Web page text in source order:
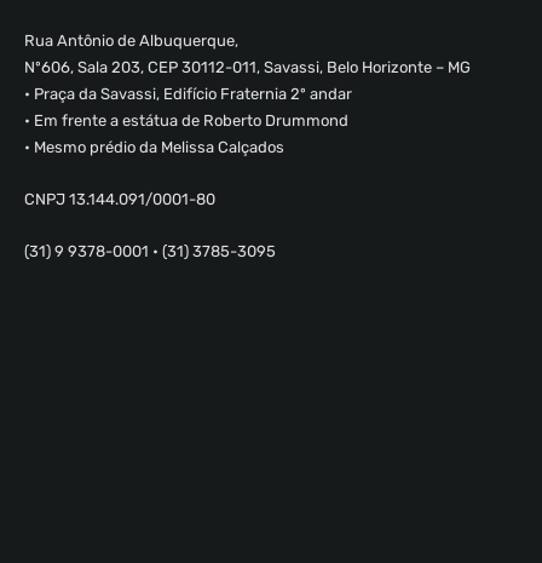
Rua Antônio de Albuquerque,
Nº606, Sala 203, CEP 30112-011, Savassi, Belo Horizonte – MG
• Praça da Savassi, Edifício Fraternia 2º andar
• Em frente a estátua de Roberto Drummond
• Mesmo prédio da Melissa Calçados
CNPJ 13.144.091/0001-80
(31) 9 9378-0001 • (31) 3785-3095